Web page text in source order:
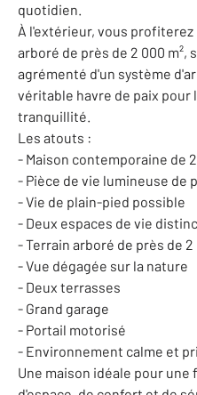
quotidien.
À l'extérieur, vous
arboré de près de 2 000
agrémenté d'un système
véritable havre de paix pour
tranquillité.
Les atouts :
- Maison contemporaine de
- Pièce de vie lumineuse de
- Vie de plain-pied possible
- Deux espaces de vie
- Terrain arboré de près de 2
- Vue dégagée sur la nature
- Deux terrasses
- Grand garage
- Portail motorisé
- Environnement calme et
Une maison idéale pour une